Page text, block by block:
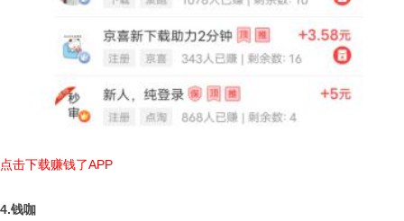
点击下载赚钱了APP
4.钱咖